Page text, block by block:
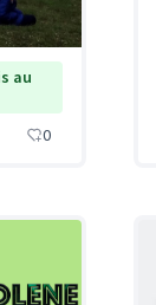
au
0